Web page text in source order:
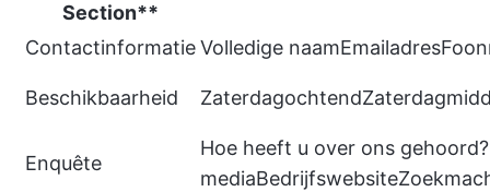
Section**
ContactinformatieVolledige
Beschikbaarheid
Enquête
Hoe heeft u over ons